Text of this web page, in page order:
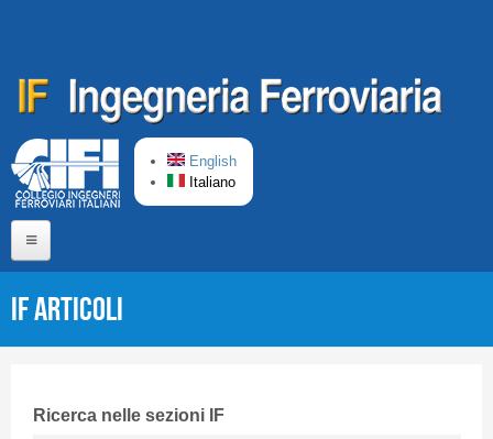
English
Italiano
CIFI in breve
IF Articoli
Ricerca nelle sezioni IF